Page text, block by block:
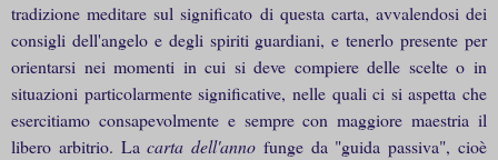
tradizione meditare sul significato di questa carta, avvalendosi dei
consigli dell'angelo e degli spiriti guardiani, e tenerlo presente per
orientarsi nei momenti in cui si deve compiere delle scelte o in
situazioni particolarmente significative, nelle quali ci si aspetta che
esercitiamo consapevolmente e sempre con maggiore maestria il
libero arbitrio. Lacarta dell'anno funge da "guida passiva", cioè